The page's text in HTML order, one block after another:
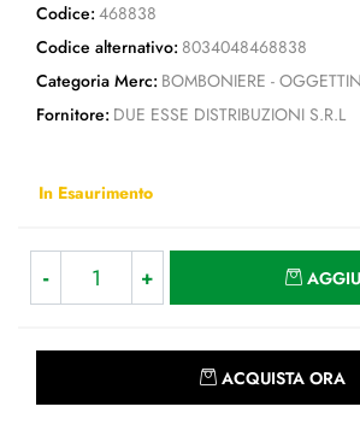
Codice: 468838
Codice alternativo: 8034048468838
Categoria Merc: BOMBONIERE -
Fornitore: DUE ESSE DISTRIBUZIONI S.R.L
In Esaurimento
ACQUISTA ORA